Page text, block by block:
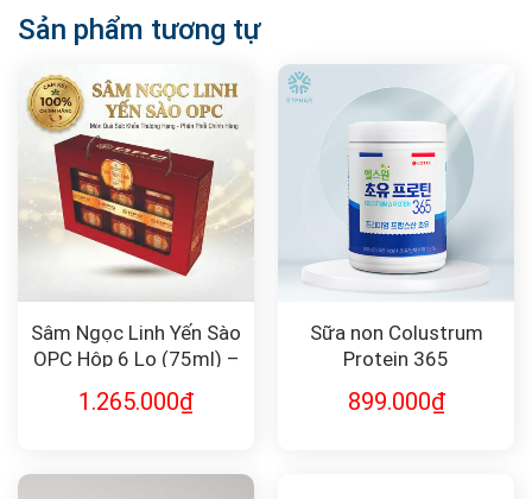
Sản phẩm tương tự
Sâm Ngọc Linh Yến Sào
OPC Hộp 6 Lọ (75ml) –
Thiện Giấc Ngủ
1.265.000₫
Sữa non Colustrum
Protein 365
899.000₫